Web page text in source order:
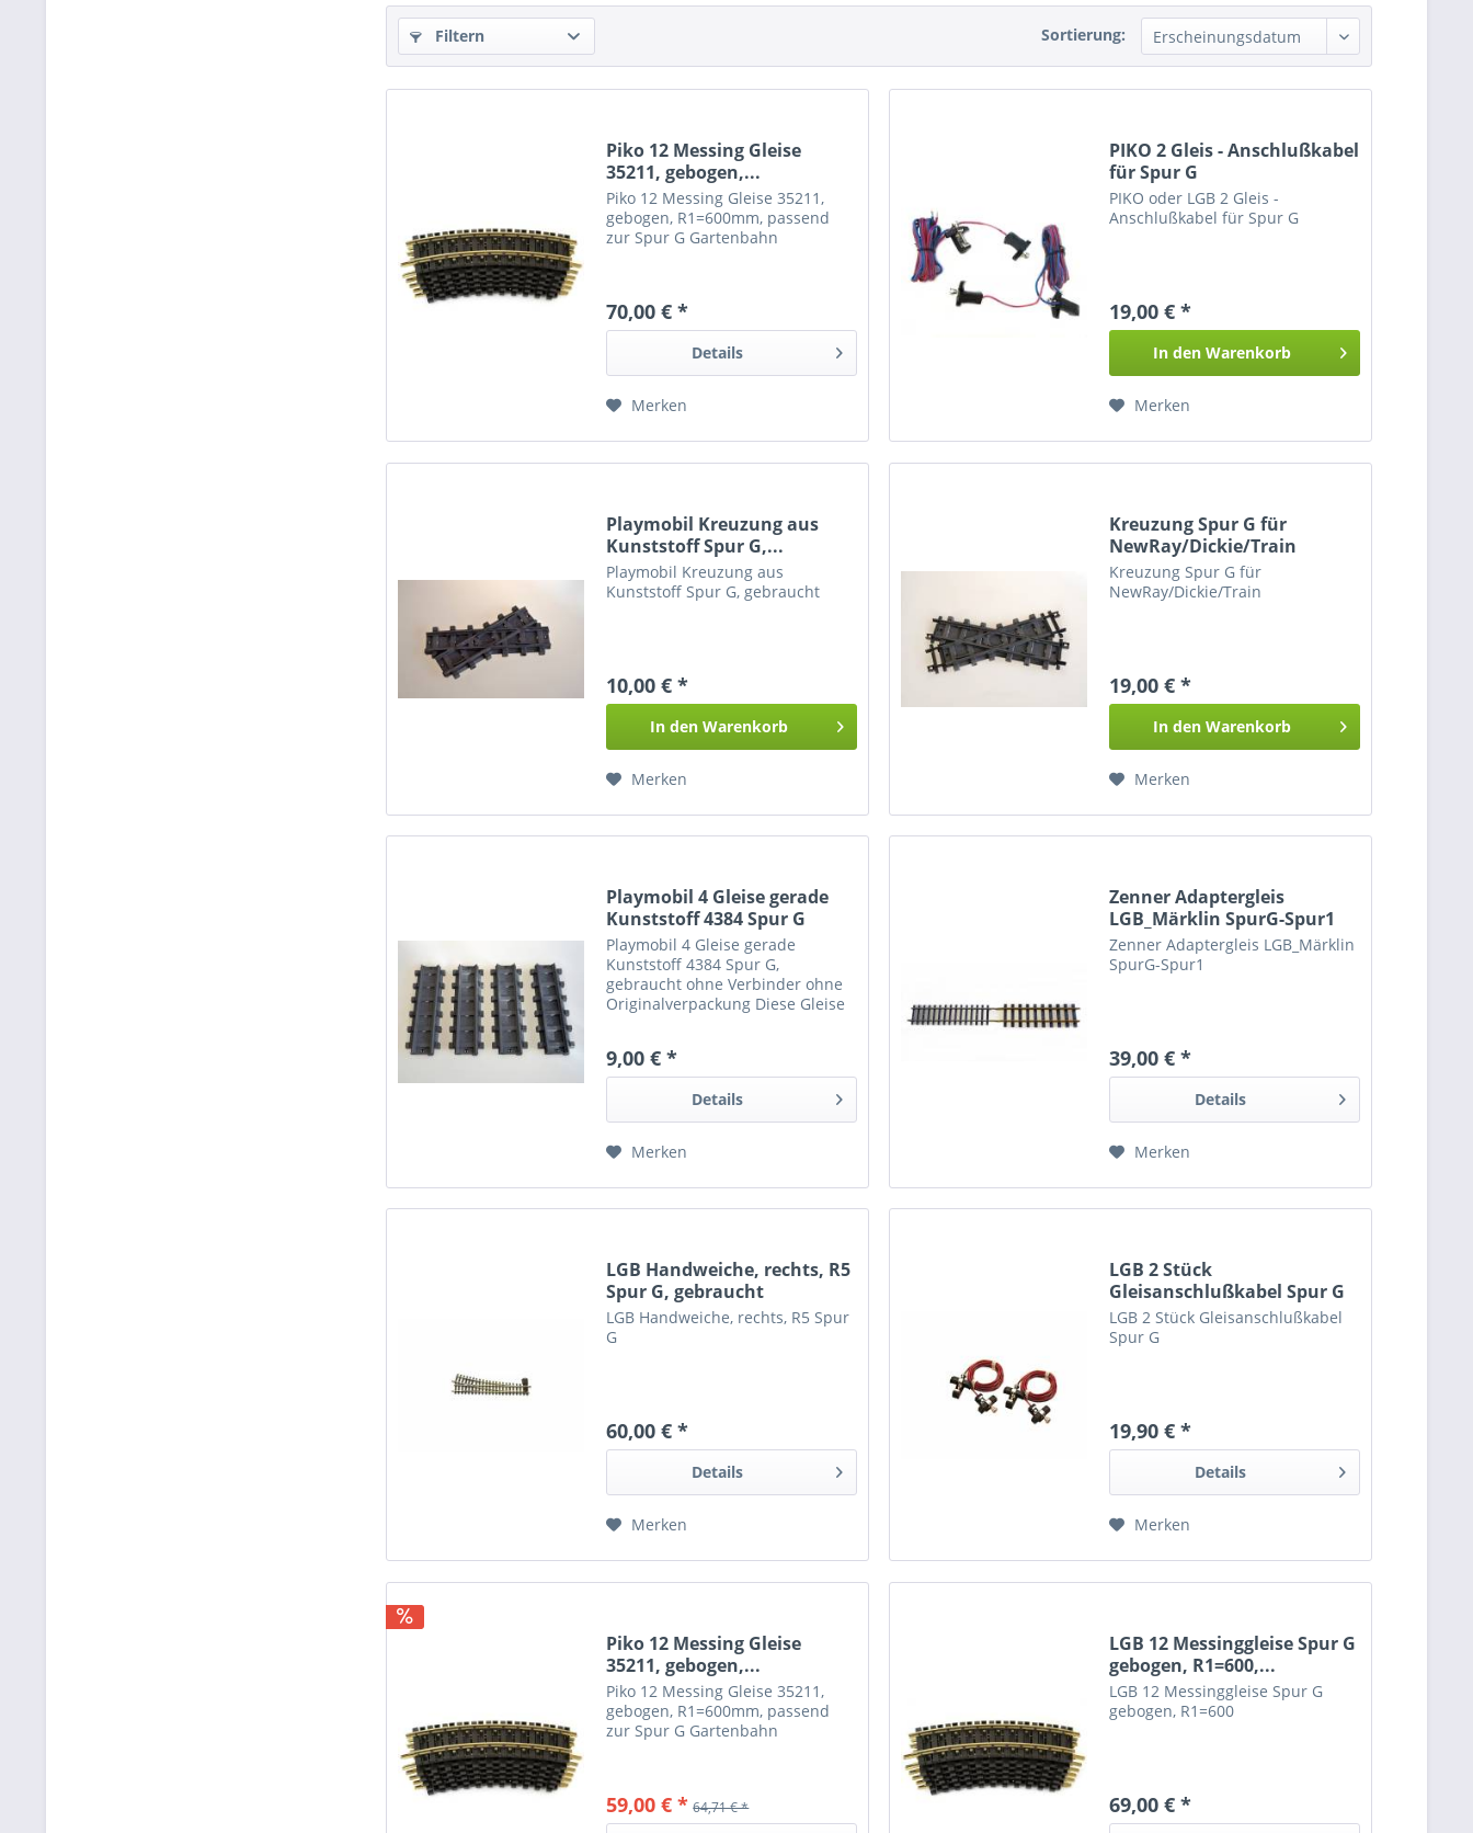
Filtern Sortierung:
Piko 12 Messing Gleise
35211, gebogen,...
Piko 12 Messing Gleise 35211,
gebogen, R1=600mm, passend
zur Spur G Gartenbahn
70,00 € *
Details
Merken
PIKO 2 Gleis - Anschlußkabel
für Spur G
PIKO oder LGB 2 Gleis -
Anschlußkabel für Spur G
19,00 € *
In den Warenkorb
Merken
Playmobil Kreuzung aus
Kunststoff Spur G,...
Playmobil Kreuzung aus
Kunststoff Spur G, gebraucht
10,00 € *
In den Warenkorb
Merken
Kreuzung Spur G für
NewRay/Dickie/Train
Kreuzung Spur G für
NewRay/Dickie/Train
19,00 € *
In den Warenkorb
Merken
Playmobil 4 Gleise gerade
Kunststoff 4384 Spur G
Playmobil 4 Gleise gerade
Kunststoff 4384 Spur G,
gebraucht ohne Verbinder ohne
Originalverpackung Diese Gleise
Playmobil Für Kinder ab 4 Jahre
9,00 € *
Details
Merken
Zenner Adaptergleis
LGB_Märklin SpurG-Spur1
Zenner Adaptergleis LGB_Märklin
SpurG-Spur1
39,00 € *
Details
Merken
LGB Handweiche, rechts, R5
Spur G, gebraucht
LGB Handweiche, rechts, R5 Spur
G
60,00 € *
Details
Merken
LGB 2 Stück
Gleisanschlußkabel Spur G
LGB 2 Stück Gleisanschlußkabel
Spur G
19,90 € *
Details
Merken
Piko 12 Messing Gleise
35211, gebogen,...
Piko 12 Messing Gleise 35211,
gebogen, R1=600mm, passend
zur Spur G Gartenbahn
59,00 € * 64,71 € *
LGB 12 Messinggleise Spur G
gebogen, R1=600,...
LGB 12 Messinggleise Spur G
gebogen, R1=600
69,00 € *